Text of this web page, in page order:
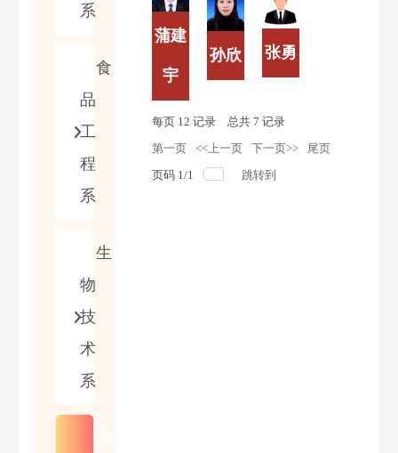
系
食
品
工
程
系
生
物
技
术
系
蒲建
宇
孙欣 张勇
每页 12 记录 总共 7 记录
第一页
<<上一页 下一页>>
尾页
页码 1/1 跳转到